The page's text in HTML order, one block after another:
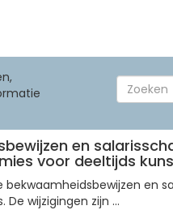
en
voor deeltijds
en
wijzigingen zijn ...